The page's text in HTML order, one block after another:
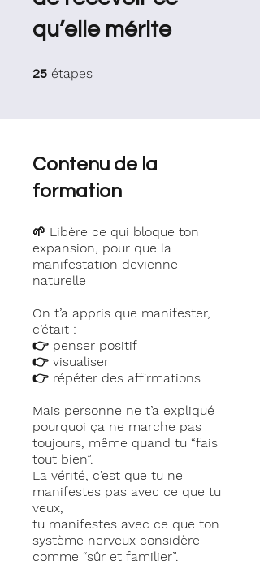
qu’elle mérite
25 étapes
Contenu de la
formation
🌱 Libère ce qui bloque ton
expansion, pour que la
manifestation devienne
naturelle
On t’a appris que manifester,
c’était :
👉 penser positif
👉 visualiser
👉 répéter des affirmations
Mais personne ne t’a expliqué
pourquoi ça ne marche pas
toujours, même quand tu “fais
tout bien”.
La vérité, c’est que tu ne
manifestes pas avec ce que tu
veux,
tu manifestes avec ce que ton
système nerveux considère
comme “sûr et familier”.